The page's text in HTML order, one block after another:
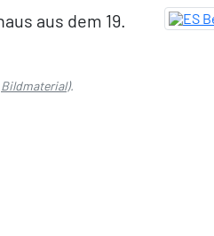
aus dem 19.
Bildmaterial).